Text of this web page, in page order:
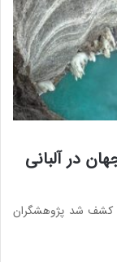
در آلبانی
کشف شد پژوهشگران